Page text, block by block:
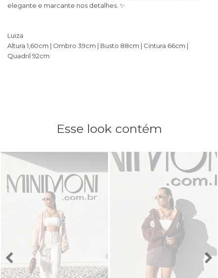
elegante e marcante nos detalhes. ✨
Luiza
Altura 1,60cm | Ombro 39cm | Busto 88cm | Cintura 66cm |
Quadril 92cm
Esse look contém